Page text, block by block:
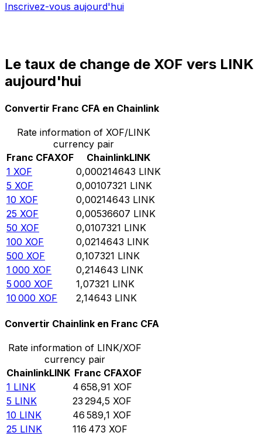
Inscrivez-vous aujourd'hui
Le taux de change de XOF vers LINK
aujourd'hui
Convertir Franc CFA en Chainlink
Rate information of XOF/LINK
currency pair
Franc CFAXOF ChainlinkLINK
1 XOF 0,000214643 LINK
5 XOF 0,00107321 LINK
10 XOF 0,00214643 LINK
25 XOF 0,00536607 LINK
50 XOF 0,0107321 LINK
100 XOF 0,0214643 LINK
500 XOF 0,107321 LINK
1 000 XOF 0,214643 LINK
5 000 XOF 1,07321 LINK
10 000 XOF 2,14643 LINK
Convertir Chainlink en Franc CFA
Rate information of LINK/XOF
currency pair
ChainlinkLINK Franc CFAXOF
1 LINK 4 658,91 XOF
5 LINK 23 294,5 XOF
10 LINK 46 589,1 XOF
25 LINK 116 473 XOF